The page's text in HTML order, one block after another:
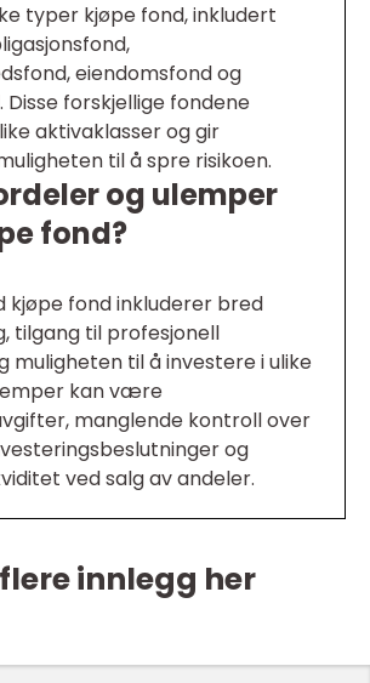
typer kjøpe fond, inkludert
eiendomsfond og
forskjellige fondene
aktivaklasser og gir
til å spre risikoen.
og ulemper
fond?
kjøpe fond inkluderer bred
tilgang til profesjonell
muligheten til å investere i ulike
kan være
manglende kontroll over
og
ved salg av andeler.
flere innlegg her